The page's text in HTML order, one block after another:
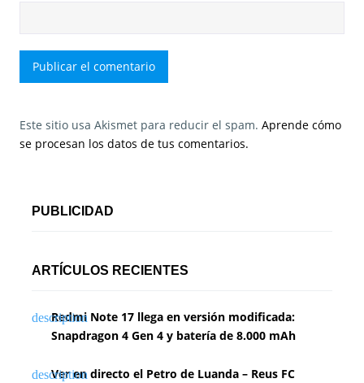
Este sitio usa Akismet para reducir el spam. Aprende cómo
se procesan los datos de tus comentarios.
PUBLICIDAD
ARTÍCULOS RECIENTES
Redmi Note 17 llega en versión modificada:
Snapdragon 4 Gen 4 y batería de 8.000 mAh
Ver en directo el Petro de Luanda – Reus FC